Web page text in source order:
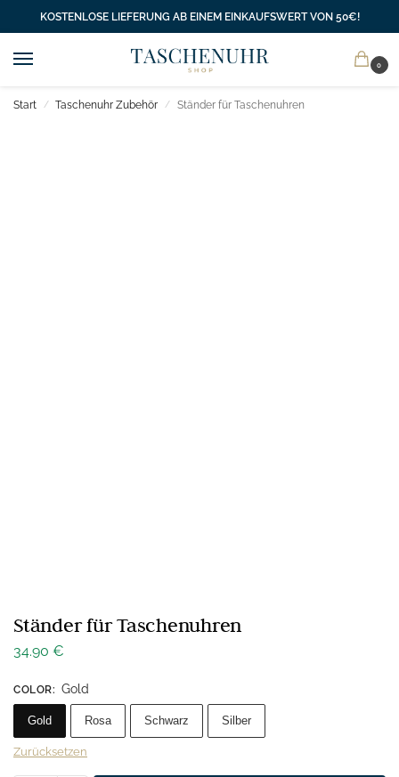
KOSTENLOSE LIEFERUNG AB EINEM EINKAUFSWERT VON 50€!
0
Start / Taschenuhr Zubehör / Ständer für Taschenuhren
Ständer für Taschenuhren
34.90 €
COLOR: Gold
Gold Rosa Schwarz Silber
Zurücksetzen